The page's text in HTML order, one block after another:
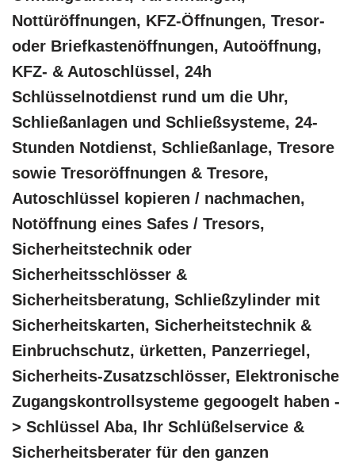
Nottüröffnungen, KFZ-Öffnungen, Tresor-
oder Briefkastenöffnungen, Autoöffnung,
KFZ- & Autoschlüssel, 24h
Schlüsselnotdienst rund um die Uhr,
Schließanlagen und Schließsysteme, 24-
Stunden Notdienst, Schließanlage, Tresore
sowie Tresoröffnungen & Tresore,
Autoschlüssel kopieren / nachmachen,
Notöffnung eines Safes / Tresors,
Sicherheitstechnik oder
Sicherheitsschlösser &
Sicherheitsberatung, Schließzylinder mit
Sicherheitskarten, Sicherheitstechnik &
Einbruchschutz, ürketten, Panzerriegel,
Sicherheits-Zusatzschlösser, Elektronische
Zugangskontrollsysteme gegoogelt haben -
> Schlüssel Aba, Ihr Schlüßelservice &
Sicherheitsberater für den ganzen